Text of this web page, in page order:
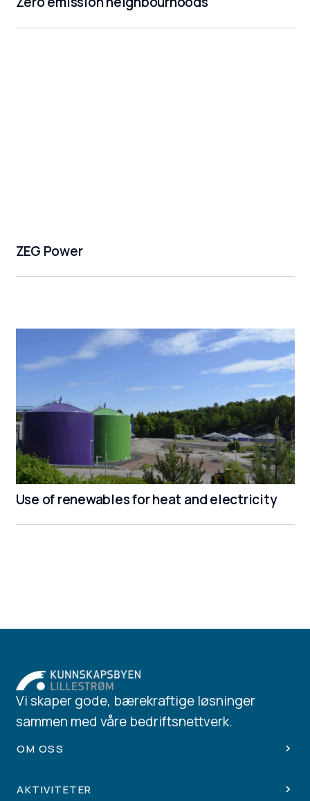
ZEG Power
Use of renewables for heat and electricity
Vi skaper gode, bærekraftige løsninger
sammen med våre bedriftsnettverk.
OM OSS
AKTIVITETER